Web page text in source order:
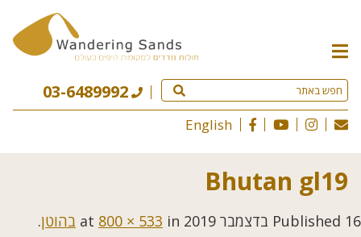
תפריט
האתר
03-6489992
English
Bhutan gl19
Published 16 בדצמבר 2019 800 × 533 in בהוטן.